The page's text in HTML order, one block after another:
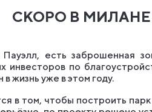
СКОРО В
есть заброшенная
инвесторов по
жизнь уже в этом году.
в том, чтобы построить